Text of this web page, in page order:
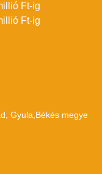
Ft-ig
Ft-ig
Gyula,Békés megye